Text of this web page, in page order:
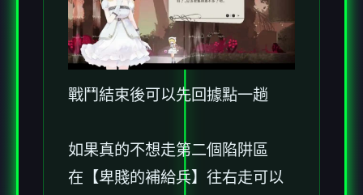
戰鬥結束後可以先回據點一趟
如果真的不想走第二個陷阱區
在【卑賤的補給兵】往右走可以